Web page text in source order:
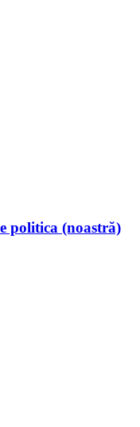
politica (noastră)